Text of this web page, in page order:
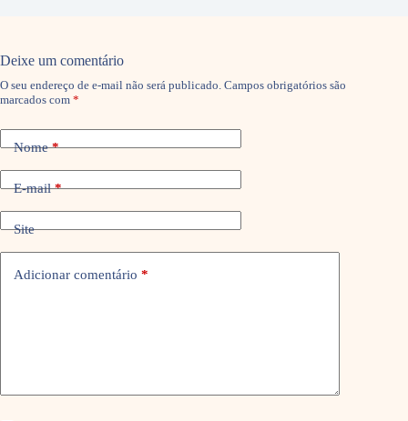
Deixe um comentário
O seu endereço de e-mail não será publicado. Campos obrigatórios são
marcados com *
Nome*
E-mail*
Site
Adicionar comentário *